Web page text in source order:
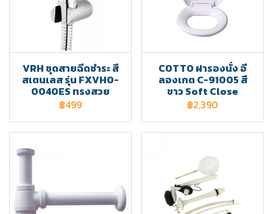
VRH ชุดสายฉีดชำระ สี
สเตนเลส รุ่น FXVHO-
0040ES ทรงสวย
฿499
COTTO ฝารองนั่ง อี
ลองเกต C-91005 สี
ขาว Soft Close
฿2,390